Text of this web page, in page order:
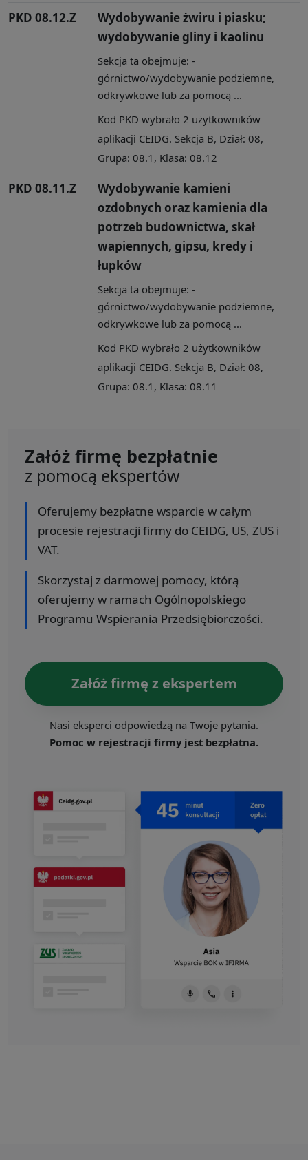
PKD 08.12.Z
Wydobywanie żwiru i piasku;
wydobywanie gliny i kaolinu
Sekcja ta obejmuje: -
górnictwo/wydobywanie podziemne,
odkrywkowe lub za pomocą ...
Kod PKD wybrało 2 użytkowników
aplikacji CEIDG. Sekcja B, Dział: 08,
Grupa: 08.1, Klasa: 08.12
PKD 08.11.Z
Wydobywanie kamieni
ozdobnych oraz kamienia dla
potrzeb budownictwa, skał
wapiennych, gipsu, kredy i
łupków
Sekcja ta obejmuje: -
górnictwo/wydobywanie podziemne,
odkrywkowe lub za pomocą ...
Kod PKD wybrało 2 użytkowników
aplikacji CEIDG. Sekcja B, Dział: 08,
Grupa: 08.1, Klasa: 08.11
Załóż firmę bezpłatnie
z pomocą ekspertów
Oferujemy bezpłatne wsparcie w całym
procesie rejestracji firmy do CEIDG, US, ZUS i
VAT.
Skorzystaj z darmowej pomocy, którą
oferujemy w ramach Ogólnopolskiego
Programu Wspierania Przedsiębiorczości.
Załóż firmę z ekspertem
Nasi eksperci odpowiedzą na Twoje pytania.
Pomoc w rejestracji firmy jest bezpłatna.